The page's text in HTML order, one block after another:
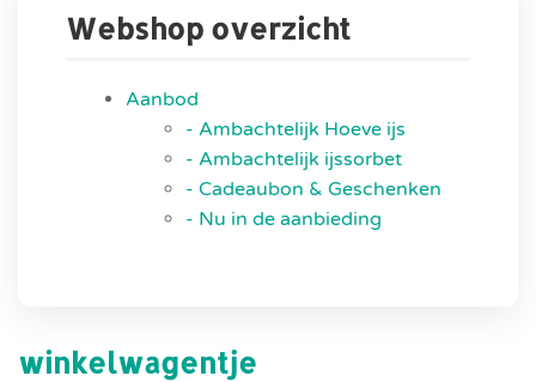
Webshop overzicht
Aanbod
- Ambachtelijk Hoeve ijs
- Ambachtelijk ijssorbet
- Cadeaubon & Geschenken
- Nu in de aanbieding
winkelwagentje